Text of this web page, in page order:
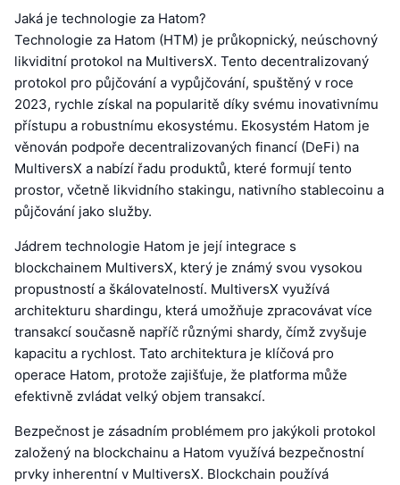
Jaká je technologie za Hatom?
Technologie za Hatom (HTM) je průkopnický, neúschovný
likviditní protokol na MultiversX. Tento decentralizovaný
protokol pro půjčování a vypůjčování, spuštěný v roce
2023, rychle získal na popularitě díky svému inovativnímu
přístupu a robustnímu ekosystému. Ekosystém Hatom je
věnován podpoře decentralizovaných financí (DeFi) na
MultiversX a nabízí řadu produktů, které formují tento
prostor, včetně likvidního stakingu, nativního stablecoinu a
půjčování jako služby.
Jádrem technologie Hatom je její integrace s
blockchainem MultiversX, který je známý svou vysokou
propustností a škálovatelností. MultiversX využívá
architekturu shardingu, která umožňuje zpracovávat více
transakcí současně napříč různými shardy, čímž zvyšuje
kapacitu a rychlost. Tato architektura je klíčová pro
operace Hatom, protože zajišťuje, že platforma může
efektivně zvládat velký objem transakcí.
Bezpečnost je zásadním problémem pro jakýkoli protokol
založený na blockchainu a Hatom využívá bezpečnostní
prvky inherentní v MultiversX. Blockchain používá